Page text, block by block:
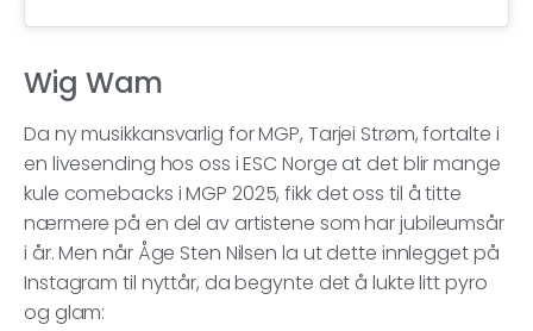
Wig Wam
Da ny musikkansvarlig for MGP, Tarjei Strøm, fortalte i
en livesending hos oss i ESC Norge at det blir mange
kule comebacks i MGP 2025, fikk det oss til å titte
nærmere på en del av artistene som har jubileumsår
i år. Men når Åge Sten Nilsen la ut dette innlegget på
Instagram til nyttår, da begynte det å lukte litt pyro
og glam: